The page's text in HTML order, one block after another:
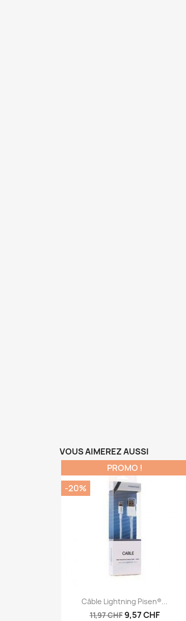
VOUS AIMEREZ AUSSI
 Aperçu rapide
Câble Lightning Pisen®...
11,97 CHF 9,57 CHF
PROMO !
-20%